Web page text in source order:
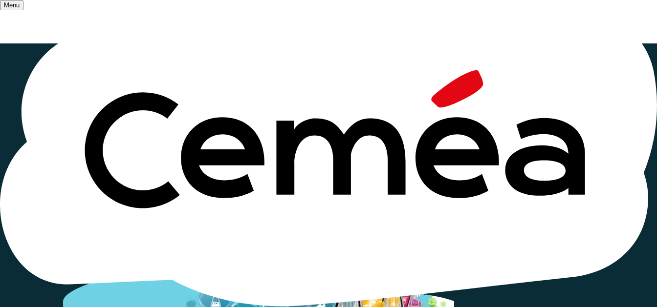
Menu
Les champs d'action Le dispositif "Education aux écrans" en Normandie
Le dispositif"Education aux écrans"en
Normandie
4 décembre 2023 , mis à jour le
27 octobre 2025 à 14h25
Lecture ~2 minutes